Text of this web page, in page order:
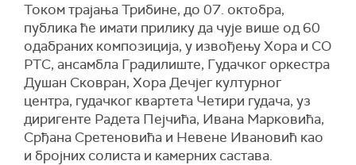
Током трајања Трибине, до 07. октобра,
публика ће имати прилику да чује више од 60
одабраних композиција, у извођењу Хора и СО
РТС, ансамбла Градилиште, Гудачког оркестра
Душан Сковран, Хора Дечјег културног
центра, гудачког квартета Четири гудача, уз
диригенте Радета Пејчића, Ивана Марковића,
Срђана Сретеновића и Невене Ивановић као
и бројних солиста и камерних састава.